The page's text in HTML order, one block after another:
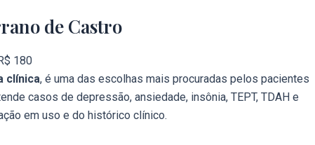
de Castro
180
clínica, é uma das escolhas mais procuradas pelos pacientes
casos de depressão, ansiedade, insônia, TEPT, TDAH e
em uso e do histórico clínico.